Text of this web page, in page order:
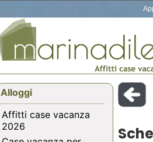
Alloggi
Affitti case vacanza
2026